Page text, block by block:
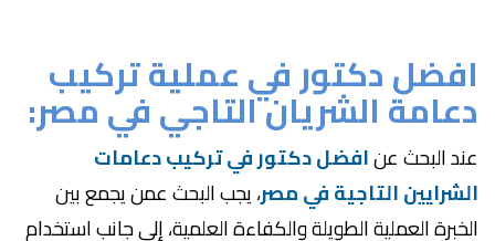
افضل دكتور في عملية تركيب
دعامة الشريان التاجي في مصر:
عند البحث عنافضل دكتور في تركيب دعامات
الشرايين التاجية في مصر، يجب البحث عمن يجمع بين
الخبرة العملية الطويلة والكفاءة العلمية، إلى جانب استخدام